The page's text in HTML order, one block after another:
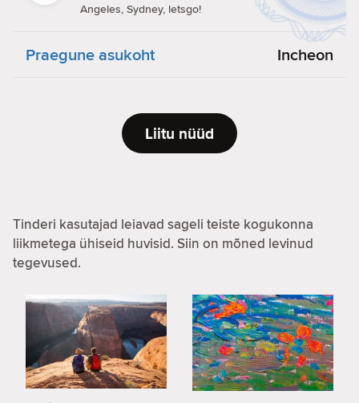
Angeles, Sydney, letsgo!
Praegune asukoht Incheon
Liitu nüüd
Tinderi kasutajad leiavad sageli teiste kogukonna
liikmetega ühiseid huvisid. Siin on mõned levinud
tegevused.